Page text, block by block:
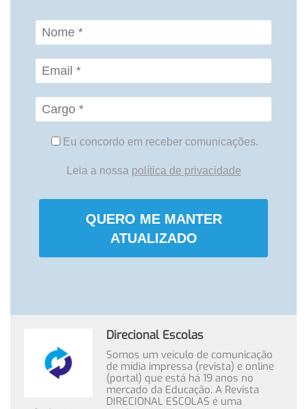
Eu concordo em receber comunicações.
Leia a nossa política de privacidade
QUERO ME MANTER
ATUALIZADO
Direcional Escolas
Somos um veículo de comunicação
de mídia impressa (revista) e online
(portal) que está há 19 anos no
mercado da Educação. A Revista
DIRECIONAL ESCOLAS é uma